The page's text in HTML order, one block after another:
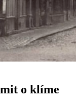
o klíme